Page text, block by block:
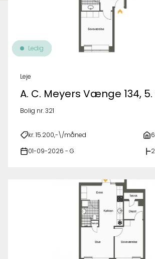
Ledig
Leje
A. C. Meyers Vænge 134,
Bolig nr. 321
kr. 15.200,-\/måned
01-09-2026 - G